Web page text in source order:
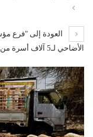
العودة إلى "فرع
الأضاحي لـ5 آلاف أسرة من أسر الشهداء الأشد فقرًا"